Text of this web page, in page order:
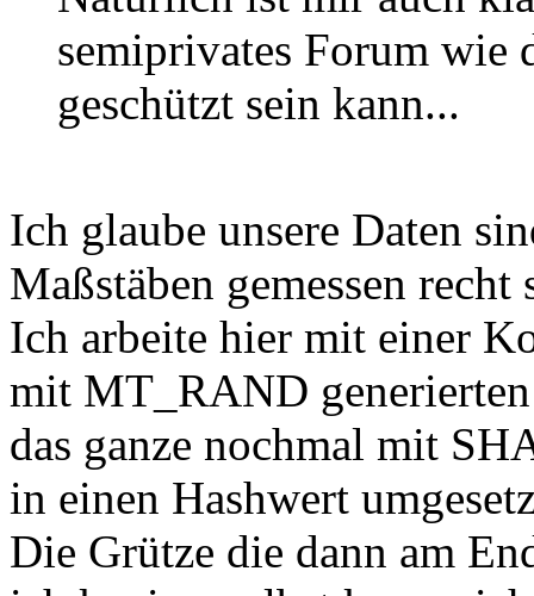
semiprivates Forum wie
geschützt sein kann...
Ich glaube unsere Daten
Maßstäben gemessen recht
Ich arbeite hier mit einer
mit MT_RAND
das ganze nochmal mit
in einen Hashwert
Die Grütze die dann am